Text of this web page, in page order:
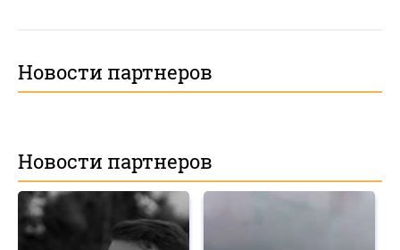
Новости партнеров
Новости партнеров